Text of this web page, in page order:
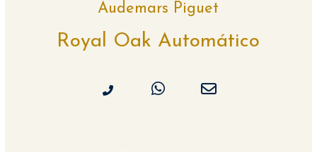
Audemars Piguet
Royal Oak Automático